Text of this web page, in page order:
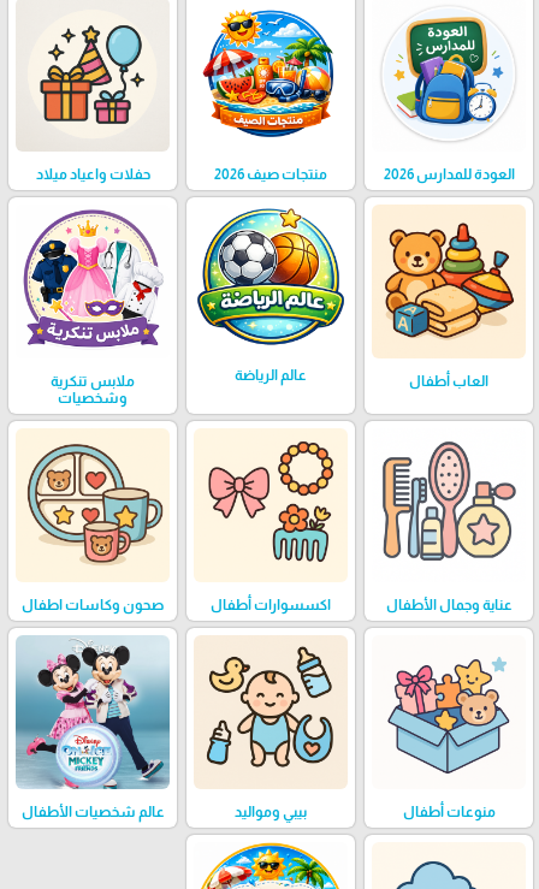
العودة للمدارس 2026 منتجات صيف 2026 حفلات واعياد ميلاد
العاب أطفال عالم الرياضة
ملابس تنكرية
وشخصيات
عناية وجمال الأطفال اكسسوارات أطفال صحون وكاسات اطفال
منوعات أطفال بيبي ومواليد عالم شخصيات الأطفال